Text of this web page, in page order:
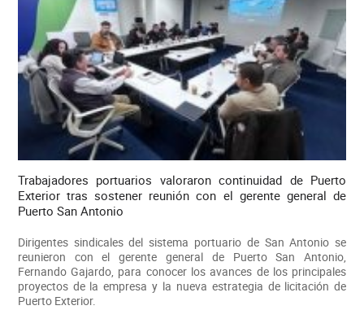
Trabajadores portuarios valoraron continuidad de Puerto
Exterior tras sostener reunión con el gerente general de
Puerto San Antonio
Dirigentes sindicales del sistema portuario de San Antonio se
reunieron con el gerente general de Puerto San Antonio,
Fernando Gajardo, para conocer los avances de los principales
proyectos de la empresa y la nueva estrategia de licitación de
Puerto Exterior.